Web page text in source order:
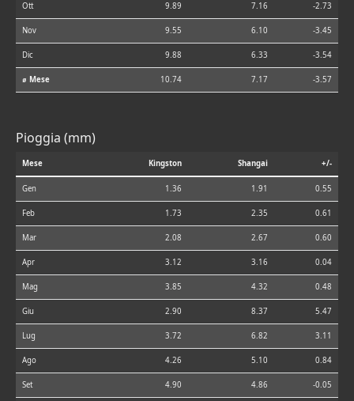
Ott 9.89 7.16 -2.73
Nov 9.55 6.10 -3.45
Dic 9.88 6.33 -3.54
⌀ Mese 10.74 7.17 -3.57
Pioggia (mm)
Mese Kingston Shangai +/-
Gen 1.36 1.91 0.55
Feb 1.73 2.35 0.61
Mar 2.08 2.67 0.60
Apr 3.12 3.16 0.04
Mag 3.85 4.32 0.48
Giu 2.90 8.37 5.47
Lug 3.72 6.82 3.11
Ago 4.26 5.10 0.84
Set 4.90 4.86 -0.05